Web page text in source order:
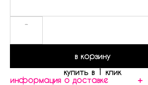
-
в корзину
купить в 1 клик
информация о доставке
＋